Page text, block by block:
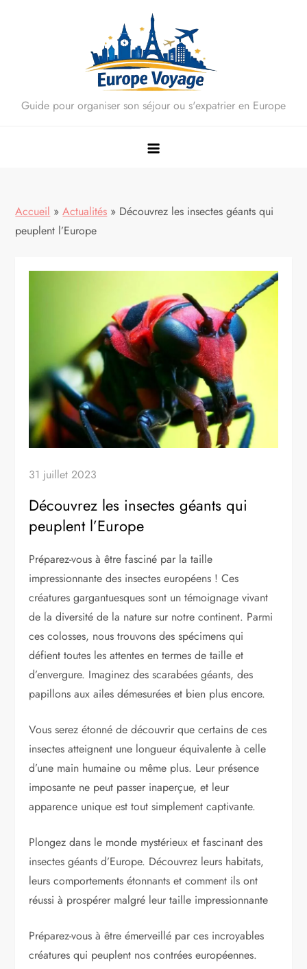
Guide pour organiser son séjour ou s'expatrier en Europe
Accueil »Actualités » Découvrez les insectes géants qui
peuplent l’Europe
31 juillet 2023
Découvrez les insectes géants qui
peuplent l’Europe
Préparez-vous à être fasciné par la taille
impressionnante des insectes européens ! Ces
créatures gargantuesques sont un témoignage vivant
de la diversité de la nature sur notre continent. Parmi
ces colosses, nous trouvons des spécimens qui
défient toutes les attentes en termes de taille et
d’envergure. Imaginez des scarabées géants, des
papillons aux ailes démesurées et bien plus encore.
Vous serez étonné de découvrir que certains de ces
insectes atteignent une longueur équivalente à celle
d’une main humaine ou même plus. Leur présence
imposante ne peut passer inaperçue, et leur
apparence unique est tout simplement captivante.
Plongez dans le monde mystérieux et fascinant des
insectes géants d’Europe. Découvrez leurs habitats,
leurs comportements étonnants et comment ils ont
réussi à prospérer malgré leur taille impressionnante
Préparez-vous à être émerveillé par ces incroyables
créatures qui peuplent nos contrées européennes.